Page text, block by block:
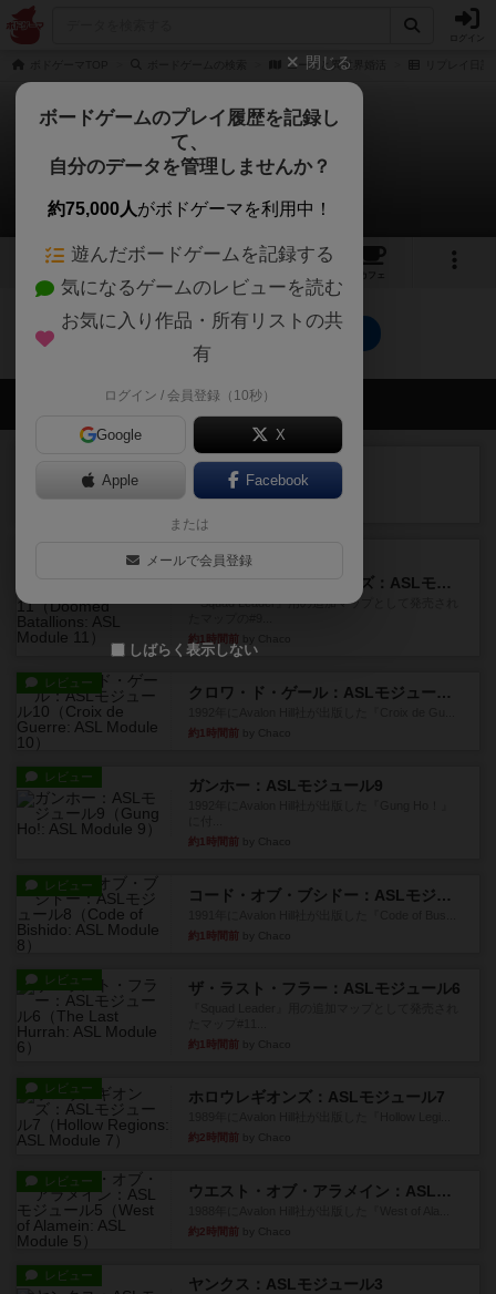
ニートと異世界婚活
ニートと異世界婚活
0件のリプレイ日記
9
カフェ
ニートと異世界婚活のトップに戻る
会員の新しい投稿
カタン
充実
ドゥームド・バタリオンズ：ASLモジュール11
『Squad Leader』用の追加マップとして発売され
約1時間前
レビュー
クロワ・ド・ゲール：ASLモジュール10
約1時間前
レビュー ガンホー：ASLモジュール9
約1時間前
レビュー
コード・オブ・ブシドー：ASLモジュール8
約1時間前
レビュー ザ・ラスト・フラー：ASLモジュール6
約1時間前
レビュー ホロウレギオンズ：ASLモジュール7
約2時間前
レビュー
ウエスト・オブ・アラメイン：ASLモジュール5
約2時間前
レビュー ヤンクス：ASLモジュール3
閉じる
ボードゲームのプレイ履歴を記録し
て、
自分のデータを管理しませんか？
約75,000人がボドゲーマを利用中！
遊んだボードゲームを記録する
気になるゲームのレビューを読む
お気に入り作品・所有リストの共
有
ログイン / 会員登録（10秒）
Google X
Apple Facebook
または
メールで会員登録
しばらく表示しない